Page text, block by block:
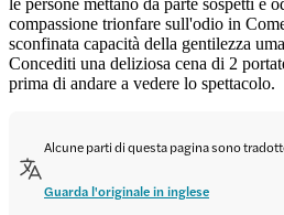
compassione trionfare sull'odio in
sconfinata capacità della gentilezza
Concediti una deliziosa cena di 2
prima di andare a vedere lo spettacolo.
Alcune parti di questa pagina sono
Guarda l'originale in inglese